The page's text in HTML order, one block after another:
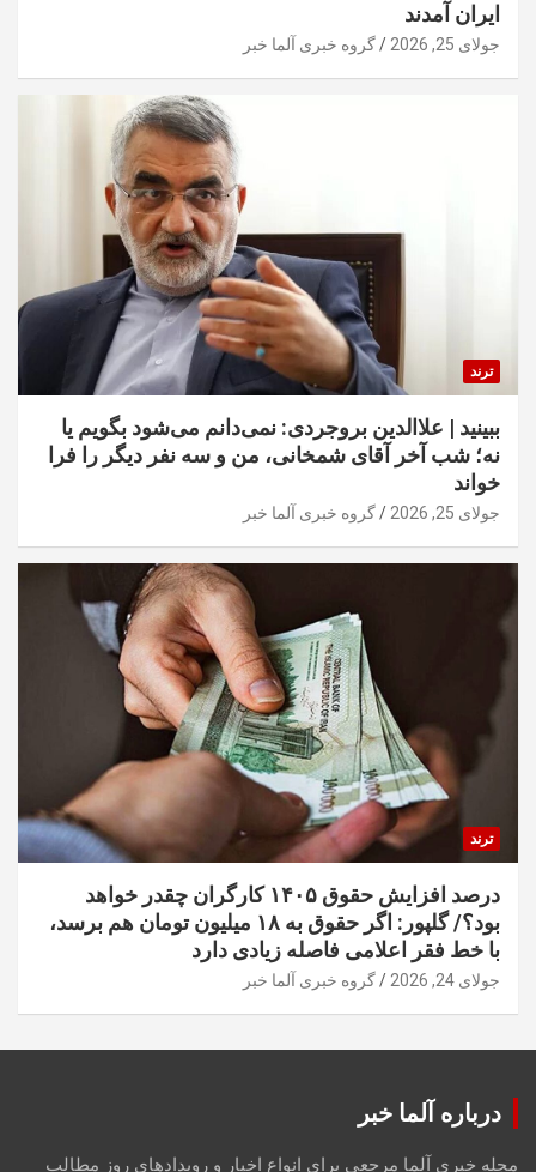
ایران آمدند
جولای 25, 2026 گروه خبری آلما خبر
ترند
ببینید | علاالدین بروجردی: نمی‌دانم می‌شود بگویم یا
نه؛ شب آخر آقای شمخانی، من و سه نفر دیگر را فرا
خواند
جولای 25, 2026 گروه خبری آلما خبر
ترند
درصد افزایش حقوق ۱۴۰۵ کارگران چقدر خواهد
بود؟/ گلپور: اگر حقوق به ۱۸ میلیون تومان هم برسد،
با خط فقر اعلامی فاصله زیادی دارد
جولای 24, 2026 گروه خبری آلما خبر
درباره آلما خبر
مجله خبری آلما مرجعی برای انواع اخبار و رویدادهای روز مطالب